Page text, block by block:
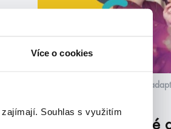
Více o cookies
Souhlas s využitím
TEMA Jsou filmové